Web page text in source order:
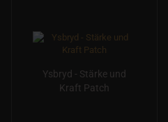
Ysbryd - Stärke und
Kraft Patch